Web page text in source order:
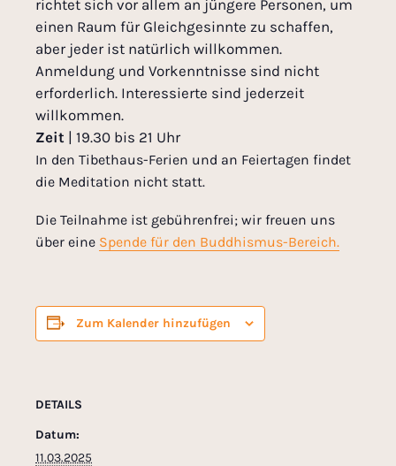
richtet sich vor allem an jüngere Personen, um
einen Raum für Gleichgesinnte zu schaffen,
aber jeder ist natürlich willkommen.
Anmeldung und Vorkenntnisse sind nicht
erforderlich. Interessierte sind jederzeit
willkommen.
Zeit | 19.30 bis 21 Uhr
In den Tibethaus-Ferien und an Feiertagen findet
die Meditation nicht statt.
Die Teilnahme ist gebührenfrei; wir freuen uns
über eine Spende für den Buddhismus-Bereich.
Zum Kalender hinzufügen
DETAILS
Datum:
11.03.2025